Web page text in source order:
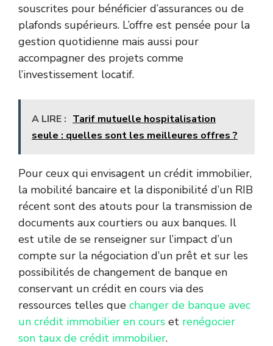
souscrites pour bénéficier d’assurances ou de
plafonds supérieurs. L’offre est pensée pour la
gestion quotidienne mais aussi pour
accompagner des projets comme
l’investissement locatif.
A LIRE : Tarif mutuelle hospitalisation
seule : quelles sont les meilleures offres ?
Pour ceux qui envisagent un crédit immobilier,
la mobilité bancaire et la disponibilité d’un RIB
récent sont des atouts pour la transmission de
documents aux courtiers ou aux banques. Il
est utile de se renseigner sur l’impact d’un
compte sur la négociation d’un prêt et sur les
possibilités de changement de banque en
conservant un crédit en cours via des
ressources telles que changer de banque avec
un crédit immobilier en cours et renégocier
son taux de crédit immobilier.